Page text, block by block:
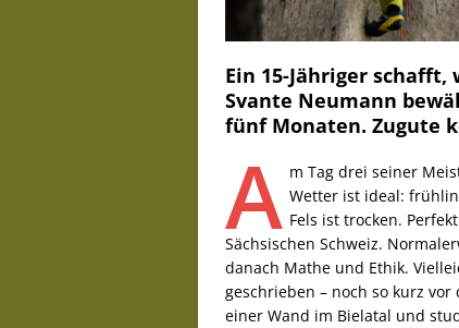
Ein 15-Jähriger
Svante Neumann
fünf Monaten. Zugute
A m Tag drei seiner
Wetter ist ideal:
Fels ist trocken.
Sächsischen Schweiz.
danach Mathe und Ethik.
geschrieben – noch so kurz
einer Wand im Bielatal und